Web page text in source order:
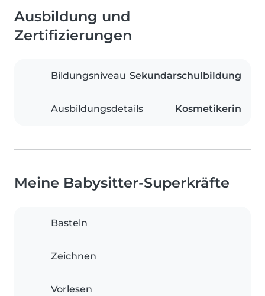
Ausbildung und
Zertifizierungen
Bildungsniveau Sekundarschulbildung
Ausbildungsdetails Kosmetikerin
Meine Babysitter-Superkräfte
Basteln
Zeichnen
Vorlesen